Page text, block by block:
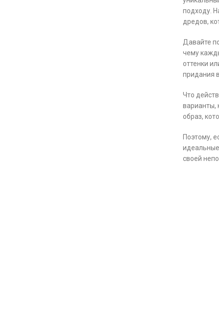
подходу.
дредов,
Давайте
чему
оттенки
придания
Что
варианты,
образ,
Поэтому,
своей